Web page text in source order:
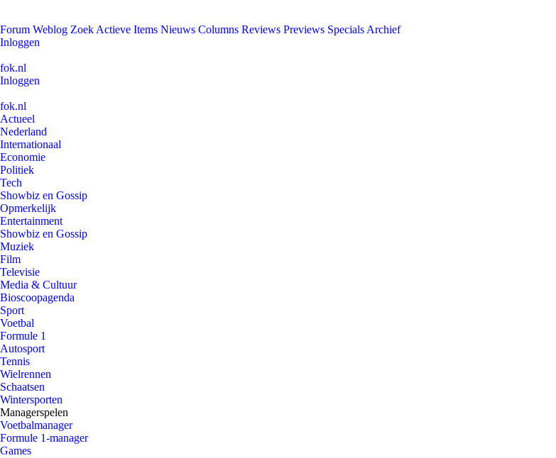
Forum Weblog Zoek Actieve Items Nieuws Columns Reviews Previews Specials Archief
Inloggen
fok.nl
Inloggen
fok.nl
Actueel
Nederland
Internationaal
Economie
Politiek
Tech
Showbiz en Gossip
Opmerkelijk
Entertainment
Showbiz en Gossip
Muziek
Film
Televisie
Media & Cultuur
Bioscoopagenda
Sport
Voetbal
Formule 1
Autosport
Tennis
Wielrennen
Schaatsen
Wintersporten
Managerspelen
Voetbalmanager
Formule 1-manager
Games